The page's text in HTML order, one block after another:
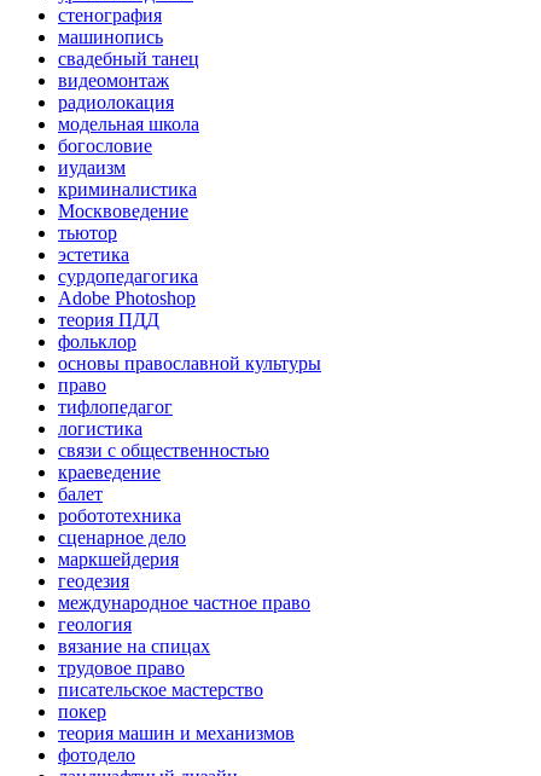
стенография
машинопись
свадебный танец
видеомонтаж
радиолокация
модельная школа
богословие
иудаизм
криминалистика
Москвоведение
тьютор
эстетика
сурдопедагогика
Adobe Photoshop
теория ПДД
фольклор
основы православной культуры
право
тифлопедагог
логистика
связи с общественностью
краеведение
балет
робототехника
сценарное дело
маркшейдерия
геодезия
международное частное право
геология
вязание на спицах
трудовое право
писательское мастерство
покер
теория машин и механизмов
фотодело